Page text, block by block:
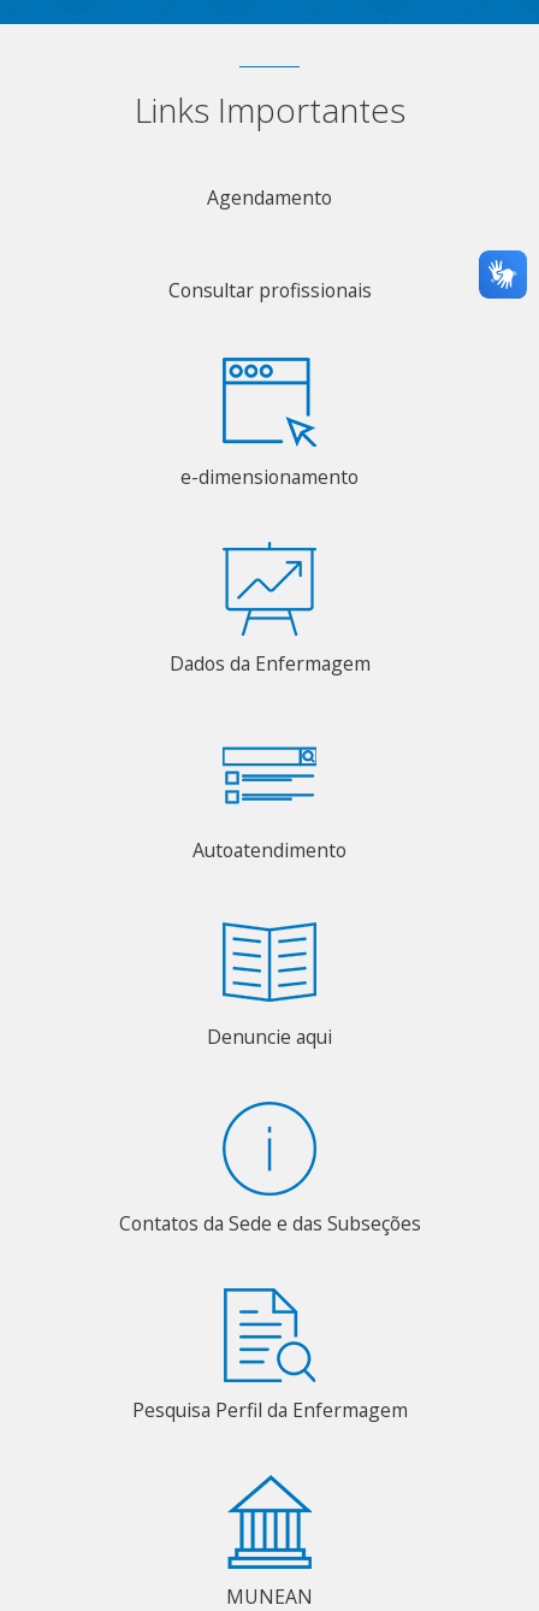
Links Importantes
Agendamento
Consultar profissionais
e-dimensionamento
Dados da Enfermagem
Autoatendimento
Denuncie aqui
Contatos da Sede e das Subseções
Pesquisa Perfil da Enfermagem
MUNEAN